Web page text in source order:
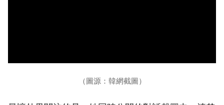
（圖源：韓網截圖）